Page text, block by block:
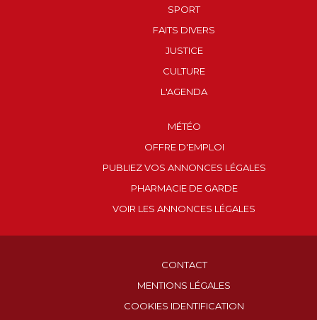
SPORT
FAITS DIVERS
JUSTICE
CULTURE
L'AGENDA
MÉTÉO
OFFRE D'EMPLOI
PUBLIEZ VOS ANNONCES LÉGALES
PHARMACIE DE GARDE
VOIR LES ANNONCES LÉGALES
CONTACT
MENTIONS LÉGALES
COOKIES IDENTIFICATION